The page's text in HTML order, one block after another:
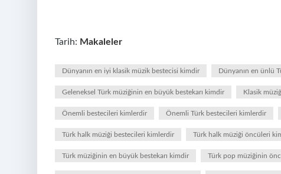
Tarih: Makaleler
Dünyanın en iyi klasik müzik bestecisi kimdir Dünyanın en ünlü
Geleneksel Türk müziğinin en büyük bestekarı kimdir Klasik
Önemli bestecileri kimlerdir Önemli Türk bestecileri kimlerdir
Türk halk müziği bestecileri kimlerdir Türk halk müziği öncüleri
Türk müziğinin en büyük bestekarı kimdir Türk pop müziğinin